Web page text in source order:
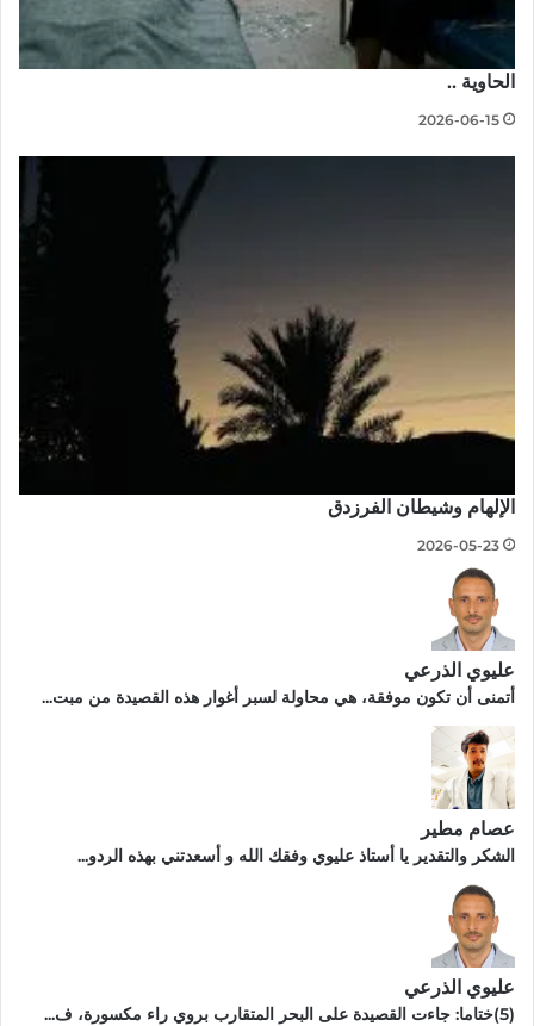
الحاوية ..
2026-06-15
الإلهام وشيطان الفرزدق
2026-05-23
عليوي الذرعي
أتمنى أن تكون موفقة، هي محاولة لسبر أغوار هذه القصيدة من مبت...
عصام مطير
الشكر والتقدير يا أستاذ عليوي وفقك الله و أسعدتني بهذه الردو...
عليوي الذرعي
(5)ختاما: جاءت القصيدة على البحر المتقارب بروي راء مكسورة، ف...